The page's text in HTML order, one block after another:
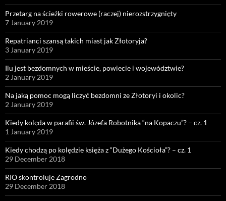
Przetarg na ścieżki rowerowe (raczej) nierozstrzygnięty
7 January 2019
Repatrianci szansą takich miast jak Złotoryja?
3 January 2019
Ilu jest bezdomnych w mieście, powiecie i województwie?
2 January 2019
Na jaką pomoc mogą liczyć bezdomni ze Złotoryi i okolic?
2 January 2019
Kiedy kolęda w parafii św. Józefa Robotnika “na Kopaczu”? – cz. 1
1 January 2019
Kiedy chodzą po kolędzie księża z “Dużego Kościoła”? – cz. 1
29 December 2018
RIO skontroluje Zagrodno
29 December 2018